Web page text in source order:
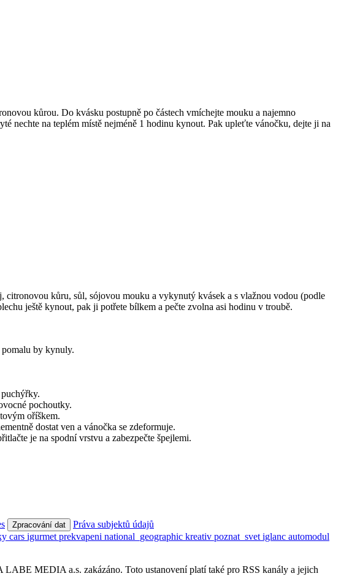
kůrou. Do kvásku postupně po částech vmíchejte mouku a najemno
nechte na teplém místě nejméně 1 hodinu kynout. Pak upleťte vánočku, dejte ji na
kůru, sůl, sójovou mouku a vykynutý kvásek a s vlažnou vodou (podle
ještě kynout, pak ji potřete bílkem a pečte zvolna asi hodinu v troubě.
by kynuly.
pochoutky.
oříškem.
dostat ven a vánočka se zdeformuje.
je na spodní vrstvu a zabezpečte špejlemi.
Zpracování dat
Práva subjektů údajů
cars igurmet prekvapeni national_geographic kreativ poznat_svet iglanc automodul
MEDIA a.s. zakázáno. Toto ustanovení platí také pro RSS kanály a jejich